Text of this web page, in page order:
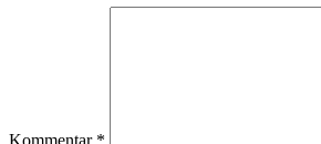
Kommentar *